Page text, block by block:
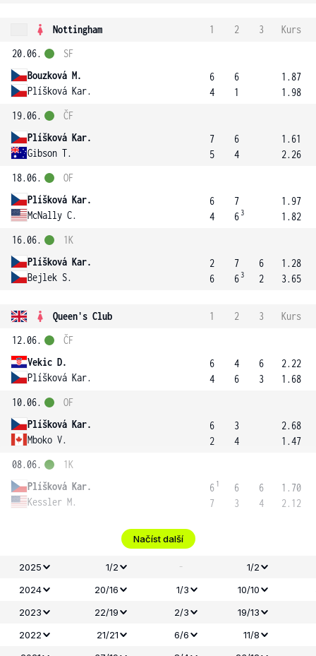
Nottingham 1 2 3
Kurs
20.06.
Bouzková M.
Plíšková Kar.
SF
6
4
6
1
1.87
1.98
19.06.
Plíšková Kar.
Gibson T.
ČF
7
5
6
4
1.61
2.26
18.06.
Plíšková Kar.
McNally C.
OF
6
4
7
6 3
1.97
1.82
16.06.
Plíšková Kar.
Bejlek S.
1K
2
6
7
6 3
6
2
1.28
3.65
Queen's Club 1 2 3
Kurs
12.06.
Vekic D.
Plíšková Kar.
ČF
6
4
4
6
6
3
2.22
1.68
10.06.
Plíšková Kar.
Mboko V.
OF
6
2
3
4
2.68
1.47
08.06.
Plíšková Kar.
Kessler M.
1K
6 1
7
6
3
6
4
1.70
2.12
Načíst další
2025 1/2 -
1/2
2024
20/16 1/3 10/10
2023
22/19 2/3
19/13
2022
21/21 6/6
11/8